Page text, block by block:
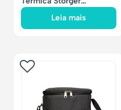
18x16x15cm – 5 litros
Leia mais